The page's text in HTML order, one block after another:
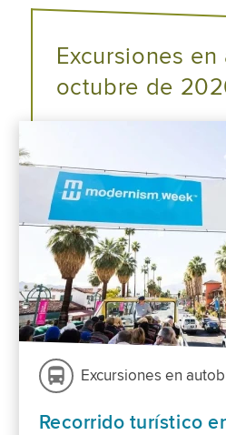
Excursiones
octubre de
Excursiones en
Recorrido turístico